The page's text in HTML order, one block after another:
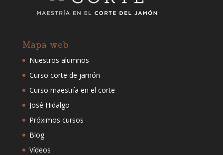
Mapa web
Nuestros alumnos
Curso corte de jamón
Curso maestría en el corte
José Hidalgo
Próximos cursos
Blog
Vídeos